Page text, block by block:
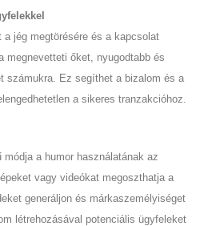
a jég megtörésére és a kapcsolat
megnevetteti őket, nyugodtabb és
számukra. Ez segíthet a bizalom és a
a sikeres tranzakcióhoz.
a humor használatának az
vagy videókat megoszthatja a
generáljon és márkaszemélyiséget
létrehozásával potenciális ügyfeleket